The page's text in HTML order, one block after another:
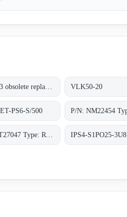
VLK50-20
PS6-S/500
IPS4-S1PO25-3U8